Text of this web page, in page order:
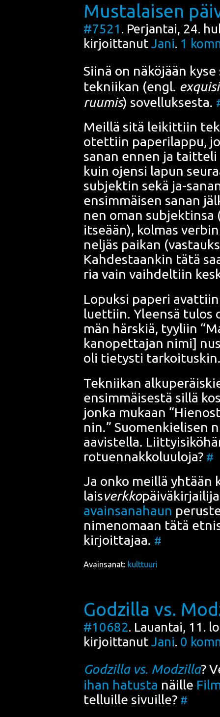
Mustalaisen
#7521 . Perjantai, 24.
kirjoittanut Jani. 1
Sii­nä on näkö­jään kyse
tek­nii­kan (engl.
ruu­mis) sovel­luk­ses­ta.
Meil­lä sitä lei­kit­tiin
otet­tiin pape­ri­lap­pu,
sanan ennen ja
kuin ojen­si lapun
sub­jek­tin sekä ja-
ensim­mäi­sen sanan
nen oman
itse­ään), kol­mas
nel­jäs pai­kan
Kah­des­taan­kin tätä
ria vain vaih­del­tiin
Lopuk­si pape­ri
luet­tiin. Yleen­sä tulos
män härs­kiä, tyy­liin
kan­opet­ta­jan nimi]
oli tie­tys­ti
Tek­nii­kan
ensim­mäi­ses­tä sil­lä
jon­ka mukaan
nin.” Suo­men­kie­li­sen
aavis­tel­la.
rotuen­nak­ko­luu­lo­ja? #
Ja onko meil­lä
laisverk­ko
avain­sa­na­haun
nime­no­maan tätä
kir­joit­ta­jaa. #
Avainsanat: kulttuuri
Godzilla vs.
#10682. Lauantai, 11.
kirjoittanut Jani. 0
Godzil­la vs. Modzil­la?
ihan hatus­ta näil­le
tel­luil­le sivuil­le? #